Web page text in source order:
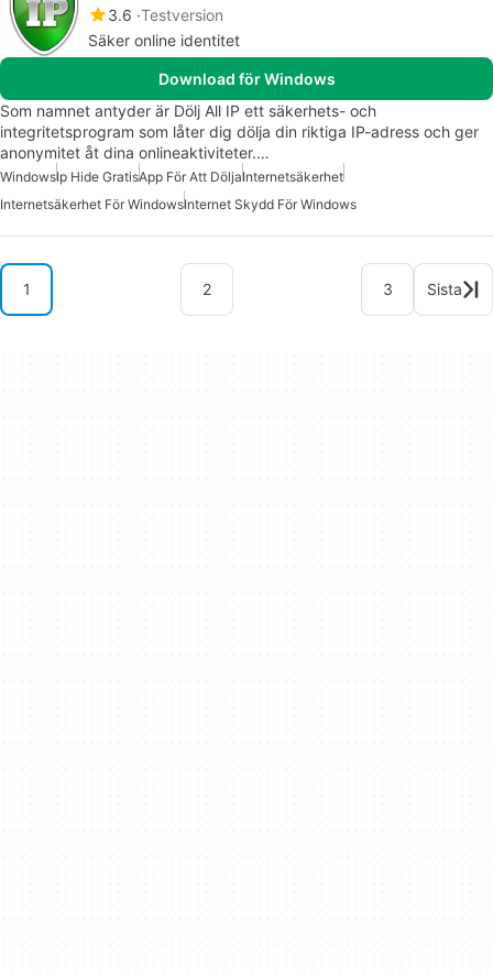
3.6 Testversion
Säker online identitet
Download för Windows
Som namnet antyder är Dölj All IP ett säkerhets- och
integritetsprogram som låter dig dölja din riktiga IP-adress och ger
anonymitet åt dina onlineaktiviteter.…
WindowsIp Hide GratisApp För Att DöljaInternetsäkerhet
Internetsäkerhet För WindowsInternet Skydd För Windows
1 2 3 Sista